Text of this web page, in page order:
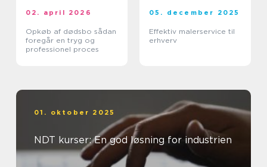
02. april 2026
Opkøb af dødsbo sådan
foregår en tryg og
professionel proces
05. december 2025
Effektiv malerservice til
erhverv
01. oktober 2025
NDT kurser: En god løsning for industrien